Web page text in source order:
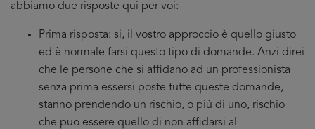
abbiamo due risposte qui per voi:
Prima risposta: si, il vostro approccio è quello giusto
ed è normale farsi questo tipo di domande. Anzi direi
che le persone che si affidano ad un professionista
senza prima essersi poste tutte queste domande,
stanno prendendo un rischio, o più di uno, rischio
che puo essere quello di non affidarsi al